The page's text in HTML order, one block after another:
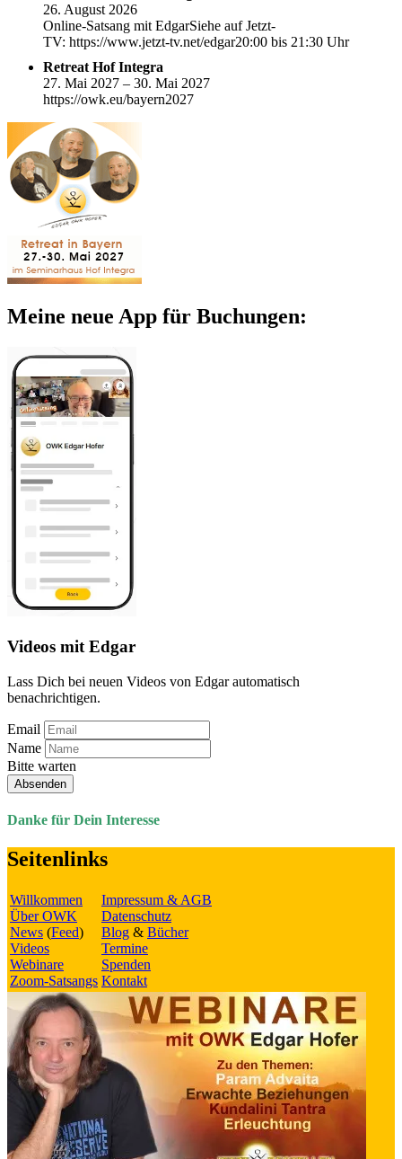
26. August 2026
Online-Satsang mit EdgarSiehe auf Jetzt-
TV: https://www.jetzt-tv.net/edgar20:00 bis 21:30 Uhr
Retreat Hof Integra
27. Mai 2027 – 30. Mai 2027
https://owk.eu/bayern2027
Meine neue App für Buchungen:
Videos mit Edgar
Lass Dich bei neuen Videos von Edgar automatisch
benachrichtigen.
Email
Name
Bitte warten
Absenden
Danke für Dein Interesse
Seitenlinks
Willkommen
Über OWK
News (Feed)
Videos
Webinare
Zoom-Satsangs
Impressum & AGB
Datenschutz
Blog & Bücher
Termine
Spenden
Kontakt